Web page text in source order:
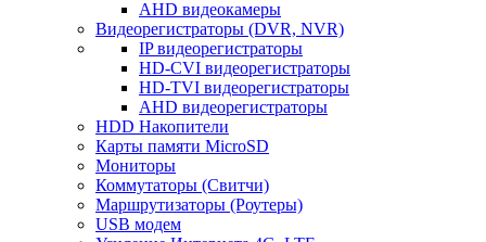
AHD видеокамеры
Видеорегистраторы (DVR, NVR)
IP видеорегистраторы
HD-CVI видеорегистраторы
HD-TVI видеорегистраторы
AHD видеорегистраторы
HDD Накопители
Карты памяти MicroSD
Мониторы
Коммутаторы (Свитчи)
Маршрутизаторы (Роутеры)
USB модем